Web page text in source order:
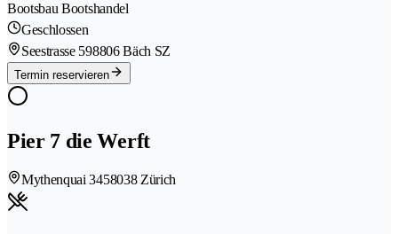
Bootsbau Bootshandel
Geschlossen
Seestrasse 598806 Bäch SZ
Termin reservieren
Pier 7 die Werft
Mythenquai 3458038 Zürich